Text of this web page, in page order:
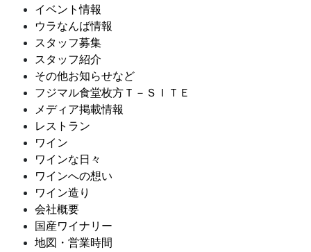
イベント情報
ウラなんば情報
スタッフ募集
スタッフ紹介
その他お知らせなど
フジマル食堂枚方Ｔ－ＳＩＴＥ
メディア掲載情報
レストラン
ワイン
ワインな日々
ワインへの想い
ワイン造り
会社概要
国産ワイナリー
地図・営業時間